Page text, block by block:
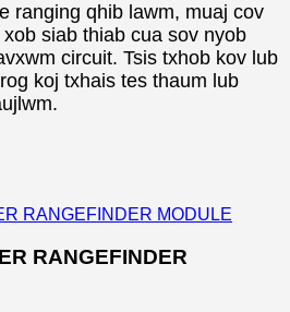
ranging qhib lawm, muaj cov
siab thiab cua sov nyob
circuit. Tsis txhob kov lub
koj txhais tes thaum lub
RANGEFINDER